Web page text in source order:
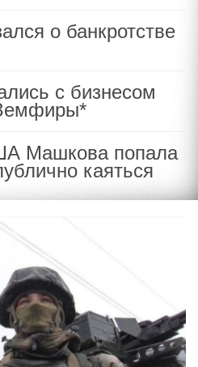
о банкротстве
с бизнесом
Машкова попала
каяться